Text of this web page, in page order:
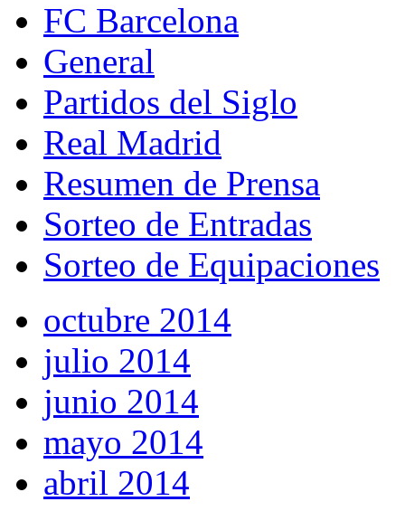
FC Barcelona
General
Partidos del Siglo
Real Madrid
Resumen de Prensa
Sorteo de Entradas
Sorteo de Equipaciones
octubre 2014
julio 2014
junio 2014
mayo 2014
abril 2014